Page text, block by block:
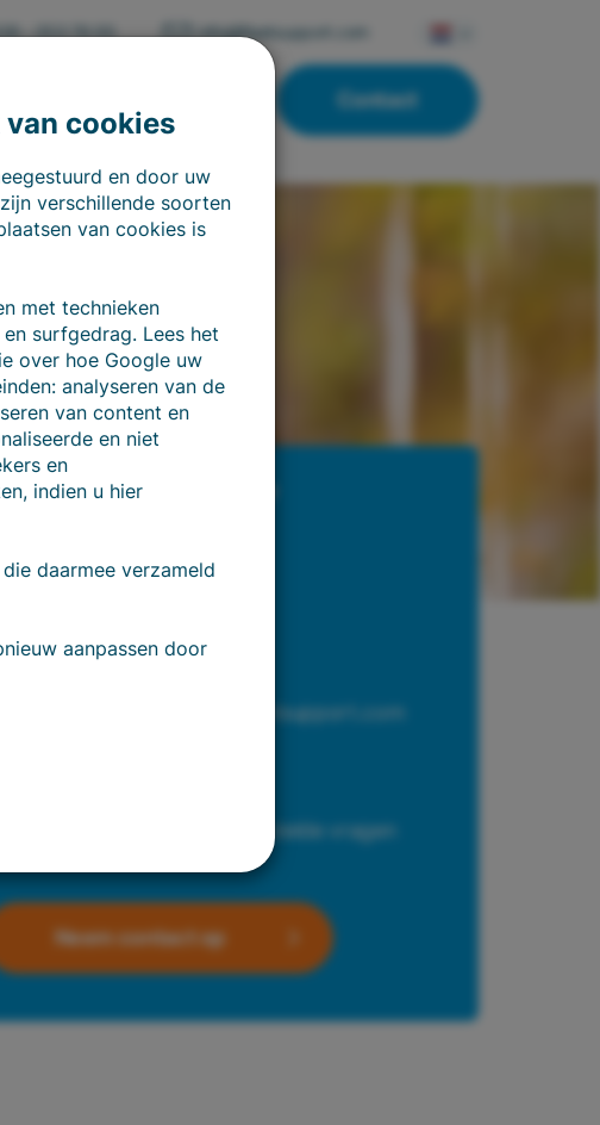
- 353 76 00 info@fleetsupport.com
Contact
of meer info?
Telefonisch
Mail naar info@fleetsupport.com
Bekijk onze veelgestelde vragen
Neem contact op
cookies
en door uw
verschillende soorten
van cookies is
met technieken
surfgedrag. Lees het
over hoe Google uw
analyseren van de
van content en
en niet
en
indien u hier
daarmee verzameld
aanpassen door